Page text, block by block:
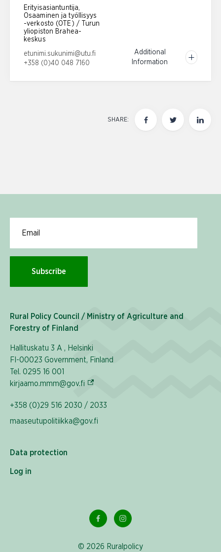
Erityisasiantuntija,
Osaaminen ja työllisyys
-verkosto (OTE) / Turun
yliopiston Brahea-
keskus
Email address:
etunimi.sukunimi@utu.fi
Phone number:
+358 (0)40 048 7160
Additional
Information
SHARE:
Subscribe
Rural Policy Council / Ministry of Agriculture and
Forestry of Finland
Hallituskatu 3 A , Helsinki
FI-00023 Government, Finland
Tel. 0295 16 001
kirjaamo.mmm@gov.fi (External link)
+358 (0)29 516 2030 / 2033
maaseutupolitiikka@gov.fi
Data protection
Log in
© 2026 Ruralpolicy